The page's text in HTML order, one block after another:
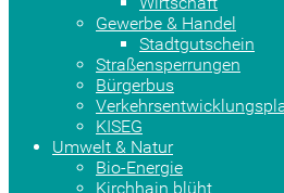
Gewerbe & Handel
Stadtgutschein
Straßensperrungen
Bürgerbus
KISEG
Umwelt & Natur
Bio-Energie
Kirchhain blüht